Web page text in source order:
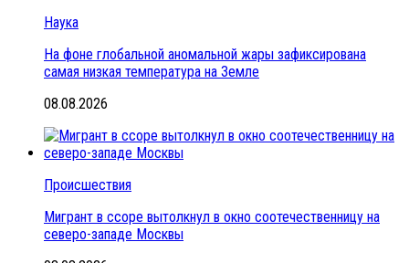
Наука
На фоне глобальной аномальной жары зафиксирована
самая низкая температура на Земле
08.08.2026
Происшествия
Мигрант в ссоре вытолкнул в окно соотечественницу на
северо-западе Москвы